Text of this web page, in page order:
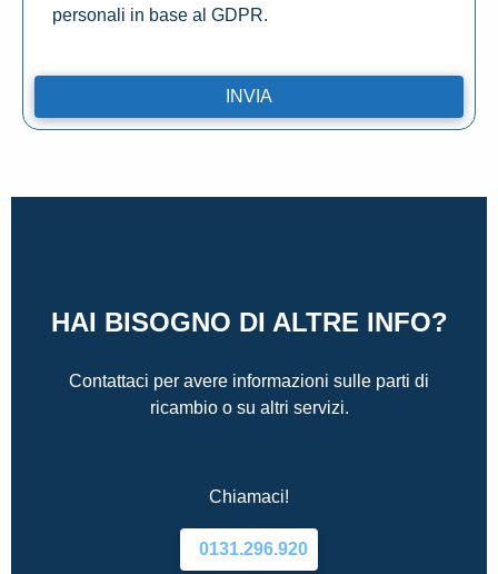
personali in base al GDPR.
HAI BISOGNO DI ALTRE INFO?
Contattaci per avere informazioni sulle parti di
ricambio o su altri servizi.
Chiamaci!
0131.296.920